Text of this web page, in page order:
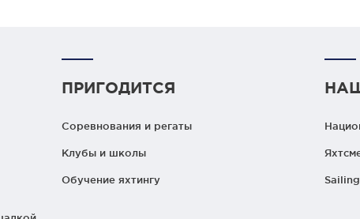
ПРИГОДИТСЯ
Соревнования и регаты
Клубы и школы
Обучение яхтингу